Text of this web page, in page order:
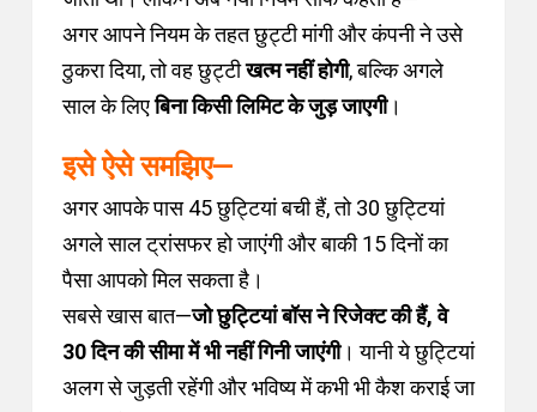
जाती थीं। लेकिन अब नया नियम साफ कहता है—
अगर आपने नियम के तहत छुट्टी मांगी और कंपनी ने उसे
ठुकरा दिया, तो वह छुट्टीखत्म नहीं होगी, बल्कि अगले
इसे ऐसे समझिए—
अगर आपके पास 45 छुट्टियां बची हैं, तो 30 छुट्टियां
अगले साल ट्रांसफर हो जाएंगी और बाकी 15 दिनों का
पैसा आपको मिल सकता है।
सबसे खास बात—जो छुट्टियां बॉस ने रिजेक्ट की हैं, वे
30 दिन की सीमा में भी नहीं गिनी जाएंगी। यानी ये छुट्टियां